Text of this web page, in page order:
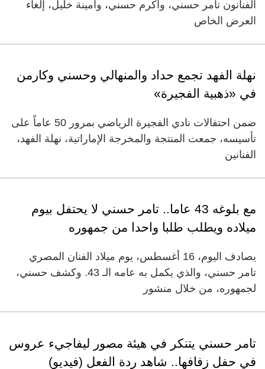
الفنانون تامر حسني، وأكرم حسني، وأمينة خليل، إلغاء
العرض الخاص
نهلة الفهد تجمع حداد والمنهالي وحسني وكارمن
في «ذهبية الفجيرة»
ضمن احتفالات نادي الفجيرة الرياضي بمرور 50 عاماً على
تأسيسه، جمعت المنتجة والمخرجة الإماراتية، نهلة الفهد،
الفنانين
مع بلوغه 43 عاما.. تامر حسني لا يحتفل بيوم
ميلاده ويطلب طلبا واحدا من جمهوره
يصادف اليوم، 16 أغسطس، يوم ميلاد الفنان المصري
تامر حسني، والذي يكمل به عامه الـ 43. وكشف حسني،
لجمهوره، من خلال منشور
تامر حسني يتنكر في هيئة مصور ليفاجيء عروس
في حفل زفافها.. شاهد ردة الفعل (فيديو)